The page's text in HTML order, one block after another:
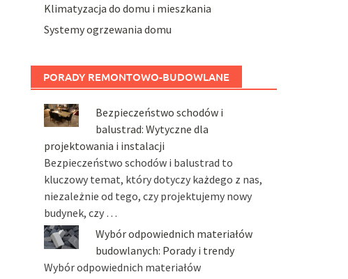
Klimatyzacja do domu i mieszkania
Systemy ogrzewania domu
PORADY REMONTOWO-BUDOWLANE
Bezpieczeństwo schodów i
balustrad: Wytyczne dla
projektowania i instalacji
Bezpieczeństwo schodów i balustrad to
kluczowy temat, który dotyczy każdego z nas,
niezależnie od tego, czy projektujemy nowy
budynek, czy …
Wybór odpowiednich materiałów
budowlanych: Porady i trendy
Wybór odpowiednich materiałów